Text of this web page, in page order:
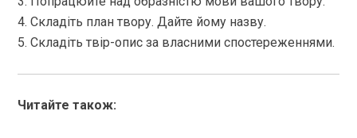
4. Складіть план твору. Дайте йому назву.
5. Складіть твір-опис за власними спостереженнями.
Читайте також: